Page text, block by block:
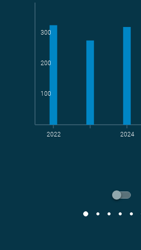
-Vermeidung
2022 2024
100
200
300